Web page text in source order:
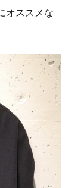
オススメな